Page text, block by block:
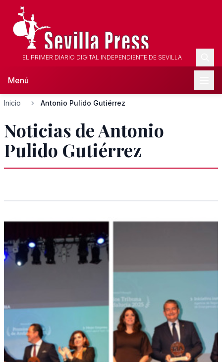
EL PRIMER DIARIO DIGITAL INDEPENDIENTE DE SEVILLA
Menú
Inicio Antonio Pulido Gutiérrez
Noticias de Antonio
Pulido Gutiérrez